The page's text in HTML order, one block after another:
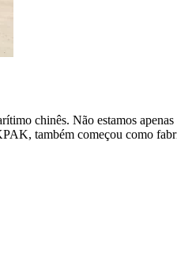
chinês. Não estamos apenas
também começou como